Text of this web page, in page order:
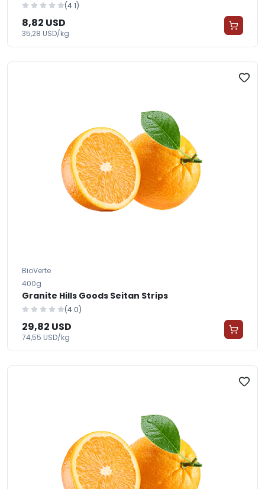
(4.1)
8,82 USD
35,28 USD/kg
BioVerte
400g
Granite Hills Goods Seitan Strips
(4.0)
29,82 USD
74,55 USD/kg